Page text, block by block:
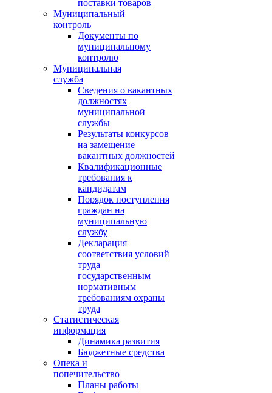
поставки товаров
Муниципальный
контроль
Документы по
муниципальному
контролю
Муниципальная
служба
Сведения о вакантных
должностях
муниципальной
службы
Результаты конкурсов
на замещение
вакантных должностей
Квалификационные
требования к
кандидатам
Порядок поступления
граждан на
муниципальную
службу
Декларация
соответствия условий
труда
государственным
нормативным
требованиям охраны
труда
Статистическая
информация
Динамика развития
Бюджетные средства
Опека и
попечительство
Планы работы